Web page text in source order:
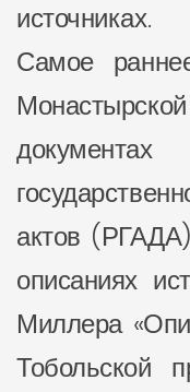
источниках.
Самое
актов
описаниях
Миллера
Тобольской